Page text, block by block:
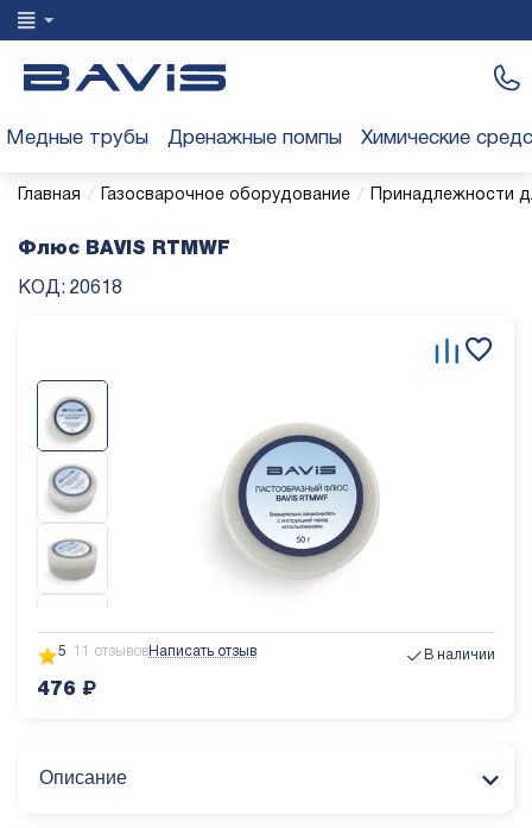
Медные трубы Дренажные помпы Химические
Главная / Газосварочное оборудование / Принадлежности
Флюс BAVIS RTMWF
КОД: 20618
5 11 отзывовНаписать отзыв В наличии
476 ₽
Описание